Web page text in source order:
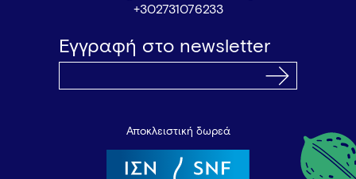
+302731076233
Εγγραφή στο newsletter
Αποκλειστική δωρεά